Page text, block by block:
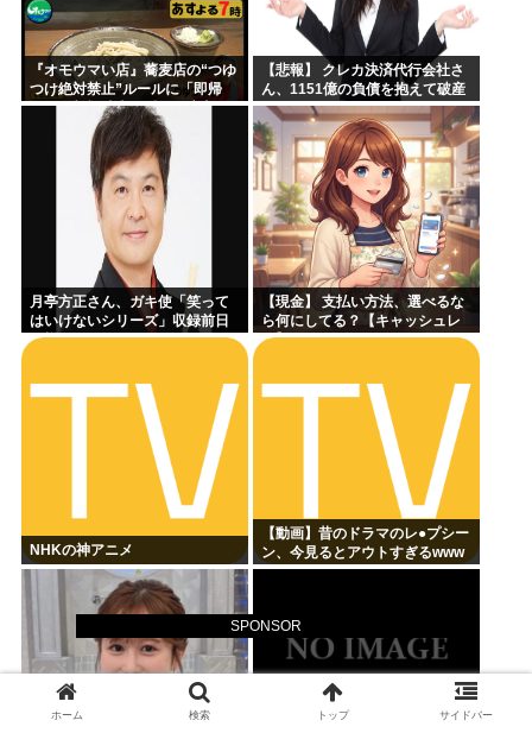
SPONSOR
『オモウマい店』蕎麦店の“つゆ
つけ絶対禁止”ルールに「即帰
る」一部視聴者が反発…店主に
【悲報】 クレカ決済代行会社さ
ん、1151億の負債を抱えて破産
←これヤバ過ぎるやろw w w w w
w wっw
月亭方正さん、ガキ使「笑って
はいけないシリーズ」収録前日
の様子がこちらｗｗｗｗｗ
【現金】 支払い方法、選べるな
ら何にしてる？【キャッシュレ
ス】
NHKの神アニメ
【動画】昔のドラマのレ●プシー
ン、今見るとアウトすぎるwww
ホーム 検索 トップ サイドバー